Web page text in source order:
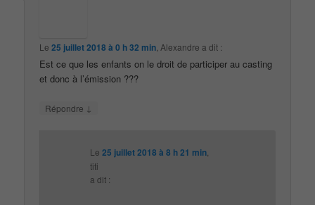
Le25 juillet 2018 à 0 h 32 min Alexandre a dit :
Est ce que les enfants on le droit de participer au casting
et donc à l’émission ???
Répondre ↓
Le25 juillet 2018 à 8 h 21 min,
titi
a dit :